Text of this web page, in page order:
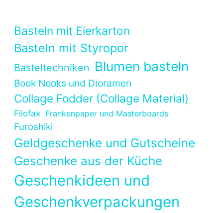
Basteln mit Eierkarton
Basteln mit Styropor
Basteltechniken Blumen basteln
Book Nooks und Dioramen
Collage Fodder (Collage Material)
Filofax Frankenpaper und Masterboards
Furoshiki
Geldgeschenke und Gutscheine
Geschenke aus der Küche
Geschenkideen und
Geschenkverpackungen